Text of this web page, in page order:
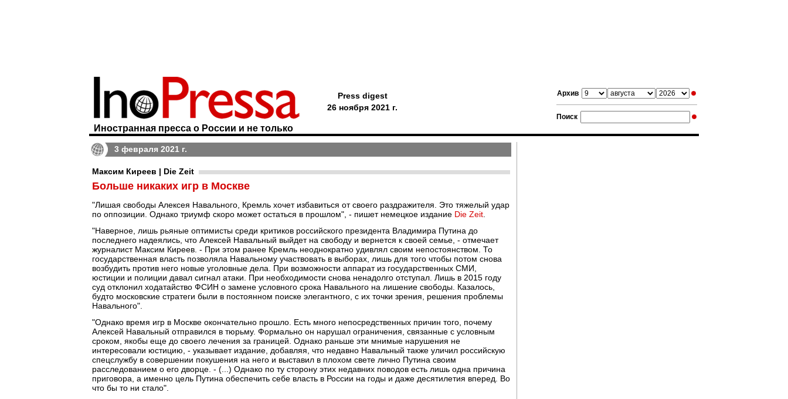
Архив
Поиск
Иностранная пресса о России и не только
Press digest
26 ноября 2021 г.
3 февраля 2021 г.
Максим Киреев | Die Zeit
Больше никаких игр в Москве
"Лишая свободы Алексея Навального, Кремль хочет избавиться от своего раздражителя. Это тяжелый удар
по оппозиции. Однако триумф скоро может остаться в прошлом", - пишет немецкое издание Die Zeit
"Наверное, лишь рьяные оптимисты среди критиков российского президента Владимира Путина до
последнего надеялись, что Алексей Навальный выйдет на свободу и вернется к своей семье, - отмечает
журналист Максим Киреев. - При этом ранее Кремль неоднократно удивлял своим непостоянством. То
государственная власть позволяла Навальному участвовать в выборах, лишь для того чтобы потом снова
возбудить против него новые уголовные дела. При возможности аппарат из государственных СМИ,
юстиции и полиции давал сигнал атаки. При необходимости снова ненадолго отступал. Лишь в 2015 году
суд отклонил ходатайство ФСИН о замене условного срока Навального на лишение свободы. Казалось,
будто московские стратеги были в постоянном поиске элегантного, с их точки зрения, решения проблемы
Навального".
"Однако время игр в Москве окончательно прошло. Есть много непосредственных причин того, почему
Алексей Навальный отправился в тюрьму. Формально он нарушал ограничения, связанные с условным
сроком, якобы еще до своего лечения за границей. Однако раньше эти мнимые нарушения не
интересовали юстицию, - указывает издание, добавляя, что недавно Навальный также уличил российскую
спецслужбу в совершении покушения на него и выставил в плохом свете лично Путина своим
расследованием о его дворце. - (...) Однако по ту сторону этих недавних поводов есть лишь одна причина
приговора, а именно цель Путина обеспечить себе власть в России на годы и даже десятилетия вперед. Во
что бы то ни стало".